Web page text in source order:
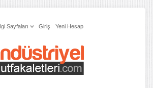
Sayfaları Giriş Yeni Hesap